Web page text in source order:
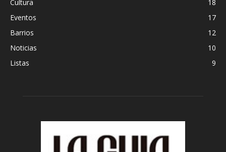
Cultura
18
Eventos
17
Barrios
12
Noticias
10
Listas
9